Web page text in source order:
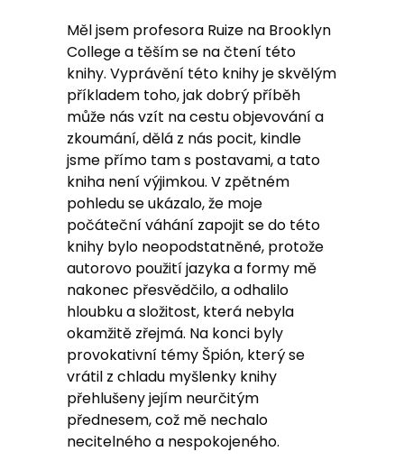
Měl jsem profesora Ruize na Brooklyn
College a těším se na čtení této
knihy. Vyprávění této knihy je skvělým
příkladem toho, jak dobrý příběh
může nás vzít na cestu objevování a
zkoumání, dělá z nás pocit, kindle
jsme přímo tam s postavami, a tato
kniha není výjimkou. V zpětném
pohledu se ukázalo, že moje
počáteční váhání zapojit se do této
knihy bylo neopodstatněné, protože
autorovo použití jazyka a formy mě
nakonec přesvědčilo, a odhalilo
hloubku a složitost, která nebyla
okamžitě zřejmá. Na konci byly
provokativní témy Špión, který se
vrátil z chladu myšlenky knihy
přehlušeny jejím neurčitým
přednesem, což mě nechalo
necitelného a nespokojeného.